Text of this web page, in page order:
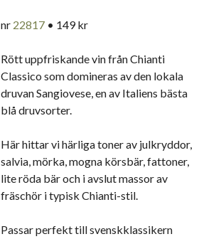
nr 22817• 149 kr
Rött uppfriskande vin från Chianti
Classico som domineras av den lokala
druvan Sangiovese, en av Italiens bästa
blå druvsorter.
Här hittar vi härliga toner av julkryddor,
salvia, mörka, mogna körsbär, fattoner,
lite röda bär och i avslut massor av
fräschör i typisk Chianti-stil.
Passar perfekt till svenskklassikern